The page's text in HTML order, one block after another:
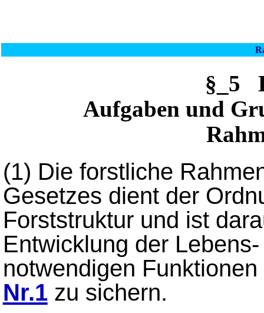
§_5
Aufgaben und
(1) Die forstliche
Gesetzes dient der
Forststruktur und ist
Entwicklung der
notwendigen
Nr.1zu sichern.